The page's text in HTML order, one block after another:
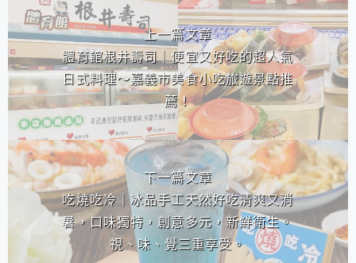
相連文章
上一篇文章
體育館根井壽司｜便宜又好吃的超人氣
日式料理～嘉義市美食小吃旅遊景點推
薦！
下一篇文章
吃燒吃冷｜冰品手工天然好吃清爽又消
暑，口味獨特，創意多元，新鮮衛生。
視、味、覺三重享受。